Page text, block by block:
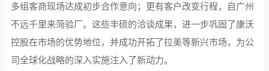
多组客商现场达成初步合作意向；更有客户改变行程，自广州
不远千里来菏验厂。这些丰硕的洽谈成果，进一步巩固了康沃
控股在市场的优势地位，并成功开拓了拉美等新兴市场，为公
司全球化战略的深入实施注入了新动力。